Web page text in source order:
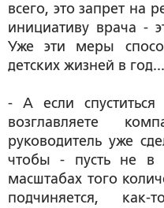
всего, это запрет на
инициативу врача -
Уже эти меры
детских жизней в год...
- А если
возглавляете
руководитель уже
чтобы - пусть не в
масштабах того
подчиняется,